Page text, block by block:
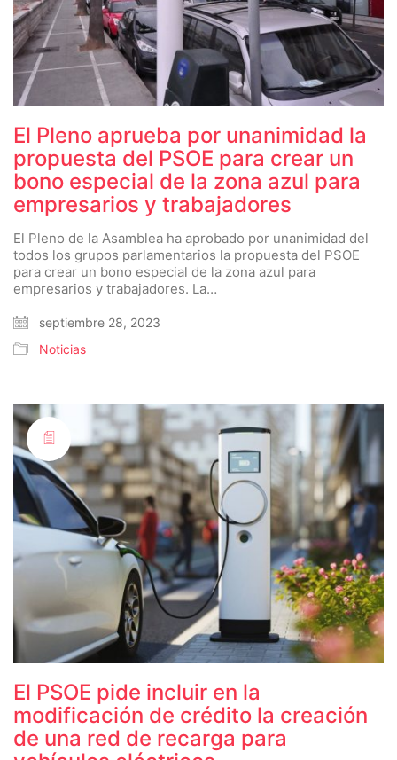
El Pleno aprueba por unanimidad la
propuesta del PSOE para crear un
bono especial de la zona azul para
empresarios y trabajadores
El Pleno de la Asamblea ha aprobado por unanimidad del
todos los grupos parlamentarios la propuesta del PSOE
para crear un bono especial de la zona azul para
empresarios y trabajadores. La…
septiembre 28, 2023
Noticias
El PSOE pide incluir en la
modificación de crédito la creación
de una red de recarga para